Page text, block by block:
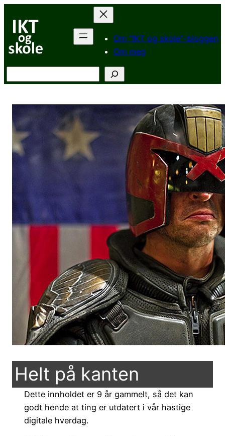
innhold
Om “IKT og skole”-bloggen
Om meg
Helt på kanten
Dette innholdet er 9 år gammelt, så det kan
godt hende at ting er utdatert i vår hastige
digitale hverdag.